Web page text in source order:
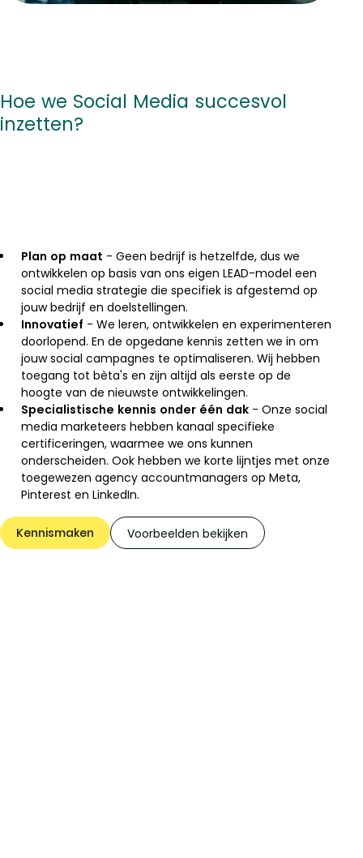
Hoe we Social Media succesvol
inzetten?
Plan op maat - Geen bedrijf is hetzelfde, dus we
ontwikkelen op basis van ons eigen LEAD-model een
social media strategie die specifiek is afgestemd op
jouw bedrijf en doelstellingen.
Innovatief - We leren, ontwikkelen en experimenteren
doorlopend. En de opgedane kennis zetten we in om
jouw social campagnes te optimaliseren. Wij hebben
toegang tot bèta's en zijn altijd als eerste op de
hoogte van de nieuwste ontwikkelingen.
Specialistische kennis onder één dak - Onze social
media marketeers hebben kanaal specifieke
certificeringen, waarmee we ons kunnen
onderscheiden. Ook hebben we korte lijntjes met onze
toegewezen agency accountmanagers op Meta,
Pinterest en LinkedIn.
Kennismaken Voorbeelden bekijken